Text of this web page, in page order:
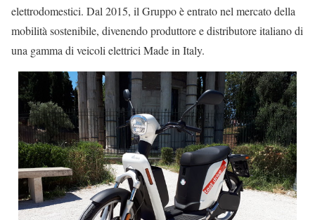
elettrodomestici. Dal 2015, il Gruppo è entrato nel mercato della
mobilità sostenibile, divenendo produttore e distributore italiano di
una gamma di veicoli elettrici Made in Italy.